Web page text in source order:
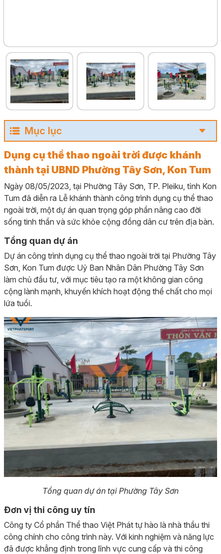
Mục lục
Dụng cụ thể thao ngoài trời được khánh
thành tại UBND Phường Tây Sơn, Kon Tum
Ngày 08/05/2023, tại Phường Tây Sơn, TP. Pleiku, tỉnh Kon
Tum đã diễn ra Lễ khánh thành công trình dụng cụ thể thao
ngoài trời, một dự án quan trọng góp phần nâng cao đời
sống tinh thần và sức khỏe cộng đồng dân cư trên địa bàn.
Tổng quan dự án
Dự án công trình dụng cụ thể thao ngoài trời tại Phường Tây
Sơn, Kon Tum được Uỷ Ban Nhân Dân Phường Tây Sơn
làm chủ đầu tư, với mục tiêu tạo ra một không gian công
cộng lành mạnh, khuyến khích hoạt động thể chất cho mọi
lứa tuổi.
Tổng quan dự án tại Phường Tây Sơn
Đơn vị thi công uy tín
Công ty Cổ phần Thể thao Việt Phát tự hào là nhà thầu thi
công chính cho công trình này. Với kinh nghiệm và năng lực
đã được khẳng định trong lĩnh vực cung cấp và thi công